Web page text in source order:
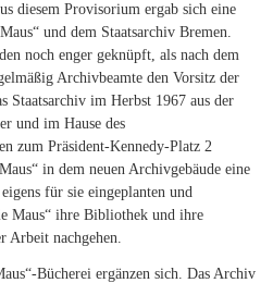
diesem Provisorium ergab sich eine
und dem Staatsarchiv Bremen.
noch enger geknüpft, als nach dem
Archivbeamte den Vorsitz der
Staatsarchiv im Herbst 1967 aus der
und im Hause des
zum Präsident-Kennedy-Platz 2
in dem neuen Archivgebäude eine
für sie eingeplanten und
Maus“ ihre Bibliothek und ihre
Arbeit nachgehen.
Bücherei ergänzen sich. Das Archiv